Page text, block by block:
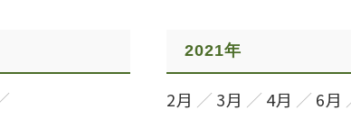
2021年
2月 3月 4月 6月